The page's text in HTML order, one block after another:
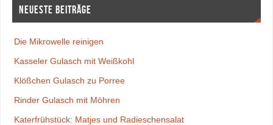
Neueste Beiträge
Die Mikrowelle reinigen
Kasseler Gulasch mit Weißkohl
Klößchen Gulasch zu Porree
Rinder Gulasch mit Möhren
Katerfrühstück: Matjes und Radieschensalat